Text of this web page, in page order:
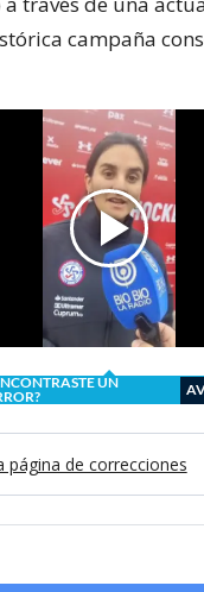
campaña
UN
página de correcciones